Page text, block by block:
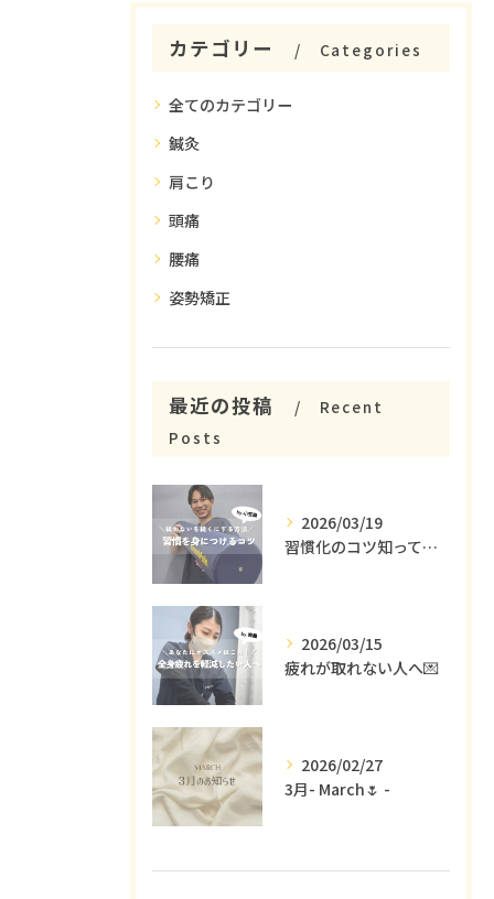
カテゴリー Categories
全てのカテゴリー
鍼灸
肩こり
頭痛
腰痛
姿勢矯正
最近の投稿
Recent
Posts
2026/03/19
習慣化のコツ知ってる😳？
2026/03/15
疲れが取れない人へ💌
2026/02/27
3月- March🌷 -